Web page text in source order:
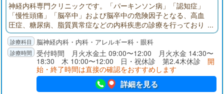
神経内科専門クリニックです。「パーキンソン病」「認知症」
「慢性頭痛」「脳卒中」および脳卒中の危険因子となる、高血
圧症、糖尿病、脂質異常症などの内科疾患の診療を行っており
ます。ふるえ、歩行障害、物忘れなどの症状のある方はご相談
ください。東葉高速鉄道「船橋日大前」東口駅前（くすりの福
太郎２階）。頭部CT完備。神経内科専門医、指導医。頭痛専門
医、指導医。内科学会認定内科医。眼科学会専門医。
脳神経内科・内科・アレルギー科・眼科
受付時間 月火水金土 09:00〜12:00 月火水金 14:30〜
18:30 木 10:00〜12:00 日・祝休診 第2.4木休診 開
始・終了時間は直接の確認をおすすめします
詳細を見る